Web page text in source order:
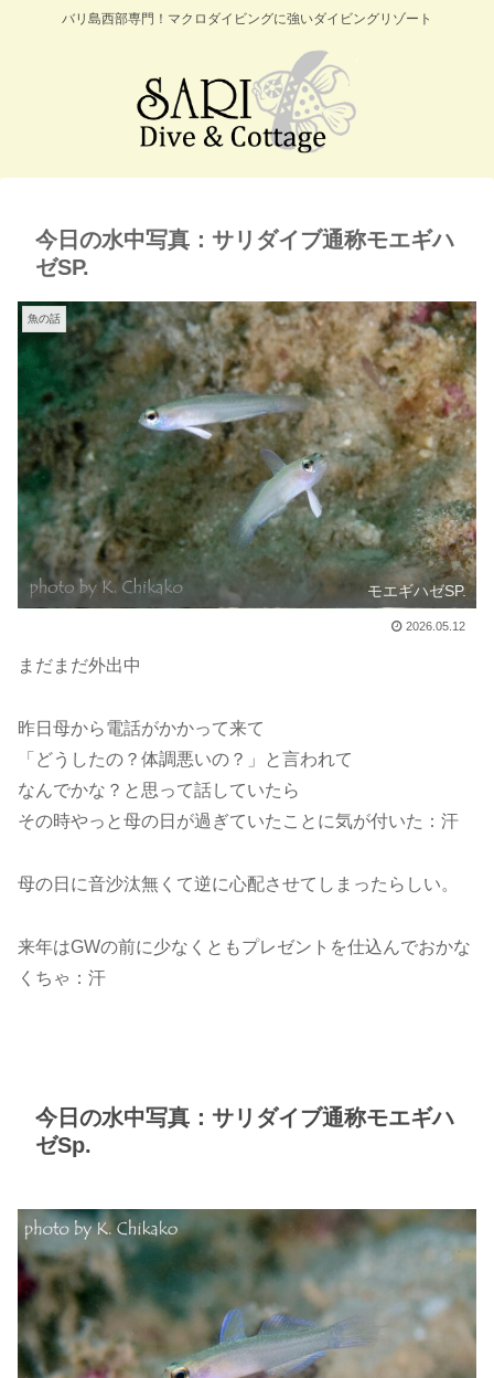
バリ島西部専門！マクロダイビングに強いダイビングリゾート
今日の水中写真：サリダイブ通称モエギハ
ゼSP.
魚の話
モエギハゼSP.
2026.05.12
まだまだ外出中
昨日母から電話がかかって来て
「どうしたの？体調悪いの？」と言われて
なんでかな？と思って話していたら
その時やっと母の日が過ぎていたことに気が付いた：汗
母の日に音沙汰無くて逆に心配させてしまったらしい。
来年はGWの前に少なくともプレゼントを仕込んでおかな
くちゃ：汗
今日の水中写真：サリダイブ通称モエギハ
ゼSp.